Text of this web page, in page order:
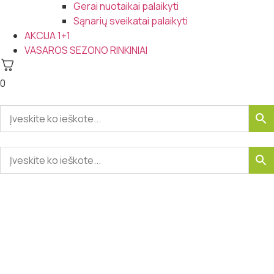
Gerai nuotaikai palaikyti
Sąnarių sveikatai palaikyti
AKCIJA 1+1
VASAROS SEZONO RINKINIAI
0